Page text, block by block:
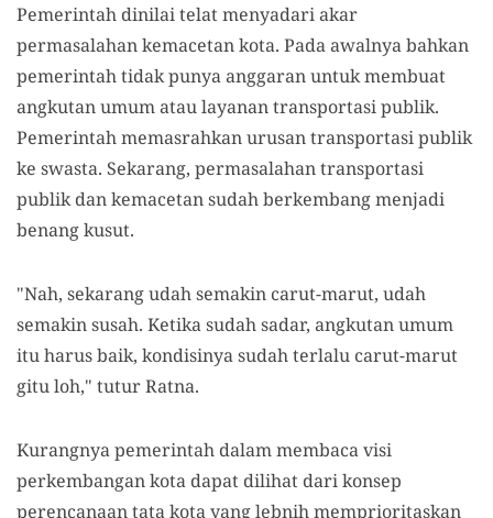
Pemerintah dinilai telat menyadari akar
permasalahan kemacetan kota. Pada awalnya bahkan
pemerintah tidak punya anggaran untuk membuat
angkutan umum atau layanan transportasi publik.
Pemerintah memasrahkan urusan transportasi publik
ke swasta. Sekarang, permasalahan transportasi
publik dan kemacetan sudah berkembang menjadi
benang kusut.
"Nah, sekarang udah semakin carut-marut, udah
semakin susah. Ketika sudah sadar, angkutan umum
itu harus baik, kondisinya sudah terlalu carut-marut
gitu loh," tutur Ratna.
Kurangnya pemerintah dalam membaca visi
perkembangan kota dapat dilihat dari konsep
perencanaan tata kota yang lebnih memprioritaskan